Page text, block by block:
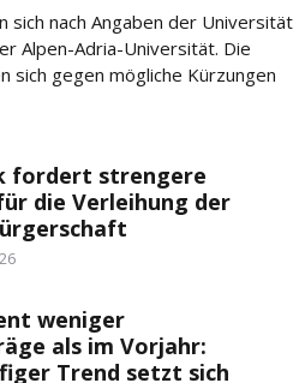
sich nach Angaben der Universität
Alpen-Adria-Universität. Die
sich gegen mögliche Kürzungen
fordert strengere
die Verleihung der
weniger
als im Vorjahr:
Trend setzt sich